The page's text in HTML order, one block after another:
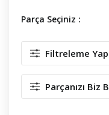
Parça Seçiniz :
Filtreleme Yap
Parçanızı Biz